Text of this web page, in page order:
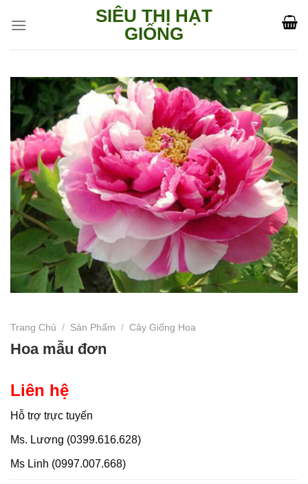
SIÊU THỊ HẠT
GIỐNG
Trang Chủ / Sản Phẩm / Cây Giống Hoa
Hoa mẫu đơn
Liên hệ
Hỗ trợ trực tuyến
Ms. Lương (0399.616.628)
Ms Linh (0997.007.668)